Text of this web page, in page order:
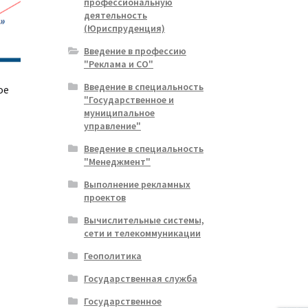
деятельность
(Юриспруденция)
Введение в профессию
"Реклама и СО"
Введение в специальность
"Государственное и
муниципальное
управление"
Введение в специальность
"Менеджмент"
Выполнение рекламных
проектов
Вычислительные системы,
сети и телекоммуникации
Геополитика
Государственная служба
Государственное